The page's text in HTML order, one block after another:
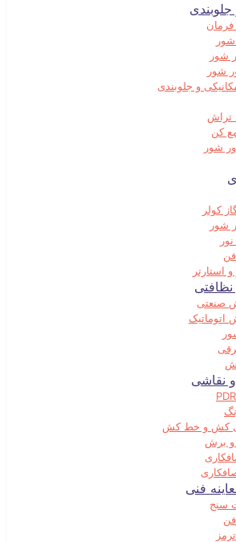
فرمان
شور
شور
و جلوبندی
تراش
کن
شور
کولر
شور
استارتر
صنعتی
اتوماتیک
نقاشی
کش و خط کش
برش
فنی
سنج